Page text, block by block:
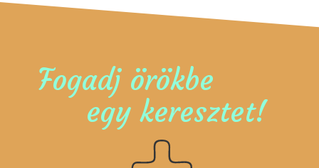
Fogadj örökbe
egy keresztet!